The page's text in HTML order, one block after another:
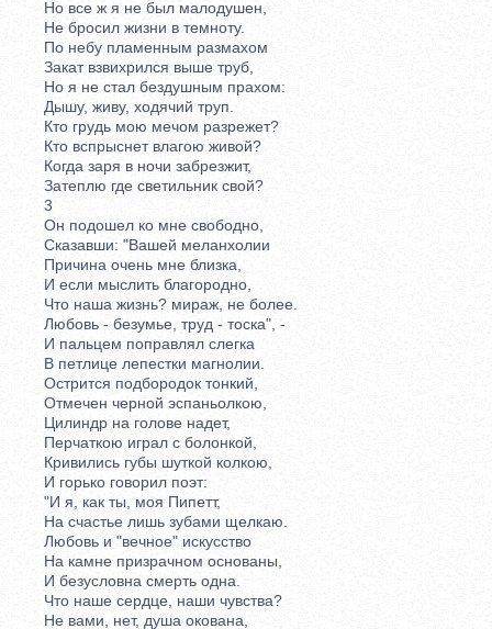
Но все ж я не был малодушен,
Не бросил жизни в темноту.
По небу пламенным размахом
Закат взвихрился выше труб,
Но я не стал бездушным прахом:
Дышу, живу, ходячий труп.
Кто грудь мою мечом разрежет?
Кто вспрыснет влагою живой?
Когда заря в ночи забрезжит,
Затеплю где светильник свой?
3
Он подошел ко мне свободно,
Сказавши: "Вашей меланхолии
Причина очень мне близка,
И если мыслить благородно,
Что наша жизнь? мираж, не более.
Любовь - безумье, труд - тоска", -
И пальцем поправлял слегка
В петлице лепестки магнолии.
Острится подбородок тонкий,
Отмечен черной эспаньолкою,
Цилиндр на голове надет,
Перчаткою играл с болонкой,
Кривились губы шуткой колкою,
И горько говорил поэт:
"И я, как ты, моя Пипетт,
На счастье лишь зубами щелкаю.
Любовь и "вечное" искусство
На камне призрачном основаны,
И безусловна смерть одна.
Что наше сердце, наши чувства?
Не вами, нет, душа окована,